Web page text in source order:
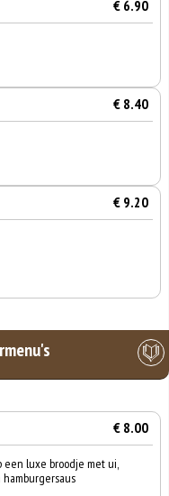
€ 6.90
€ 8.40
€ 9.20
€ 8.00
luxe broodje met ui,
hamburgersaus